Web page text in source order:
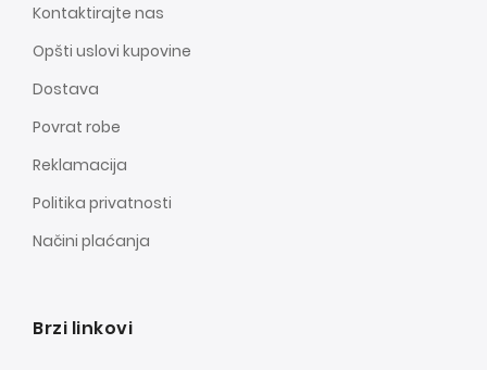
Kontaktirajte nas
Opšti uslovi kupovine
Dostava
Povrat robe
Reklamacija
Politika privatnosti
Načini plaćanja
Brzi linkovi